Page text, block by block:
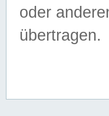
oder
übertragen.